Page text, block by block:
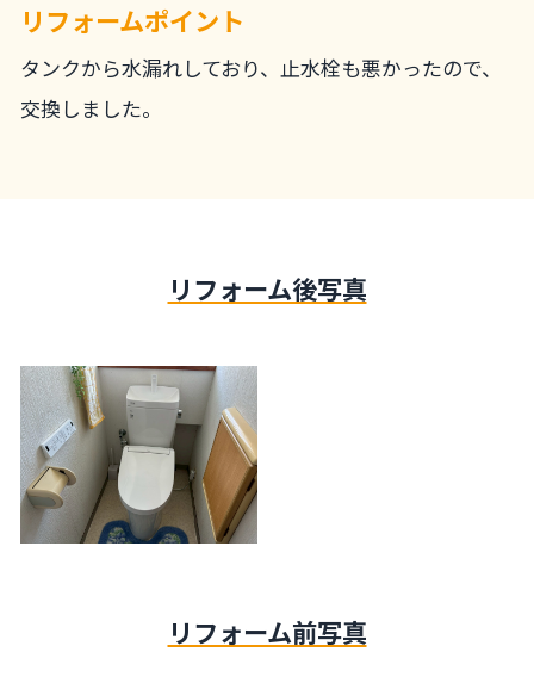
リフォームポイント
タンクから水漏れしており、止水栓も悪かったので、
交換しました。
リフォーム後写真
リフォーム前写真